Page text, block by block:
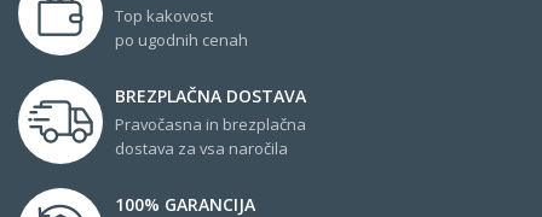
Top kakovost
po ugodnih cenah
BREZPLAČNA DOSTAVA
Pravočasna in brezplačna
dostava za vsa naročila
100% GARANCIJA